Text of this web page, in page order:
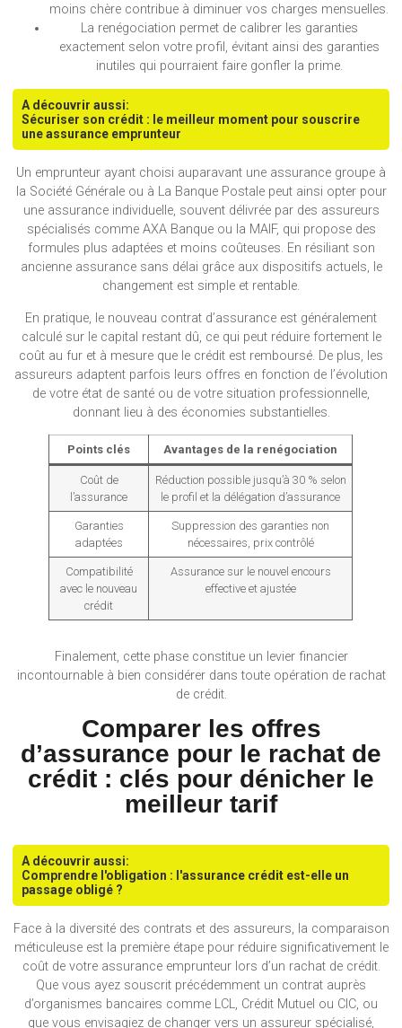
moins chère contribue à diminuer vos charges mensuelles.
La renégociation permet de calibrer les garanties
exactement selon votre profil, évitant ainsi des garanties
inutiles qui pourraient faire gonfler la prime.
A découvrir aussi:
Sécuriser son crédit : le meilleur moment pour souscrire
une assurance emprunteur
Un emprunteur ayant choisi auparavant une assurance groupe à
la Société Générale ou à La Banque Postale peut ainsi opter pour
une assurance individuelle, souvent délivrée par des assureurs
spécialisés comme AXA Banque ou la MAIF, qui propose des
formules plus adaptées et moins coûteuses. En résiliant son
ancienne assurance sans délai grâce aux dispositifs actuels, le
changement est simple et rentable.
En pratique, le nouveau contrat d’assurance est généralement
calculé sur le capital restant dû, ce qui peut réduire fortement le
coût au fur et à mesure que le crédit est remboursé. De plus, les
assureurs adaptent parfois leurs offres en fonction de l’évolution
de votre état de santé ou de votre situation professionnelle,
donnant lieu à des économies substantielles.
Points clés Avantages de la renégociation
Coût de
l’assurance
Réduction possible jusqu’à 30 % selon
le profil et la délégation d’assurance
Garanties
adaptées
Suppression des garanties non
nécessaires, prix contrôlé
Compatibilité
avec le nouveau
crédit
Assurance sur le nouvel encours
effective et ajustée
Finalement, cette phase constitue un levier financier
incontournable à bien considérer dans toute opération de rachat
de crédit.
Comparer les offres
d’assurance pour le rachat de
crédit : clés pour dénicher le
meilleur tarif
A découvrir aussi:
Comprendre l'obligation : l'assurance crédit est-elle un
passage obligé ?
Face à la diversité des contrats et des assureurs, la comparaison
méticuleuse est la première étape pour réduire significativement le
coût de votre assurance emprunteur lors d’un rachat de crédit.
Que vous ayez souscrit précédemment un contrat auprès
d’organismes bancaires comme LCL, Crédit Mutuel ou CIC, ou
que vous envisagiez de changer vers un assureur spécialisé,